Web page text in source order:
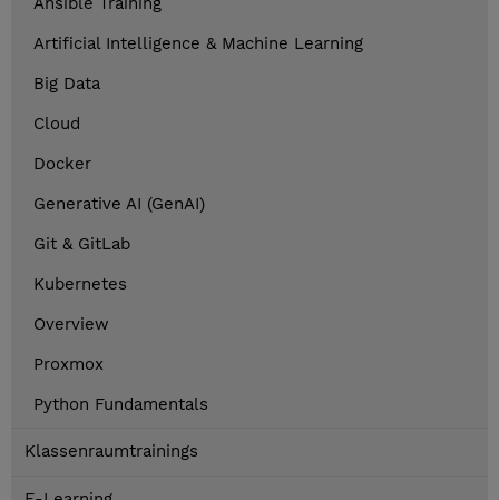
Artificial Intelligence & Machine Learning
Big Data
Cloud
Docker
Generative AI (GenAI)
Git & GitLab
Kubernetes
Overview
Proxmox
Python Fundamentals
Klassenraumtrainings